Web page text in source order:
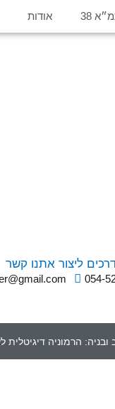
38 אודות
ליצור אתנו קשר
054-
ובניה: הרמוניה דיגיטלית